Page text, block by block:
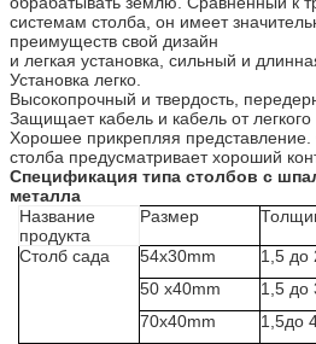
системам столба, он имеет
преимуществ свой дизайн
и легкая установка, сильный и
Установка легко.
Высокопрочный и твердость,
Защищает кабель и кабель от легкого
Хорошее прикрепляя
столба предусматривает хороший
Спецификация типа столбов c
металла
Название
продукта
Размер
Столб сада
54x30mm 1,5 до
50 x40mm
1,5 до
70x40mm
1,5до